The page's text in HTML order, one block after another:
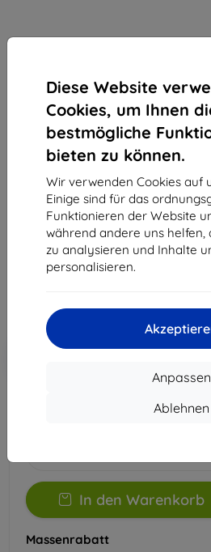
Diese Website
Cookies, um Ihnen
bestmögliche
bieten zu können.
Wir verwenden Cookies auf
Einige sind für das
Funktionieren der Website
während andere uns
zu analysieren und Inhalte
personalisieren.
Anpassen
Ablehnen
3MK StratCore700
Realme Note 50
Geeignet für: Realme Note 50
22,90 €
20,61 €
ohne MWSt17,32 €
Rabatt mit Gutschein
In den Warenkorb
Massenrabatt